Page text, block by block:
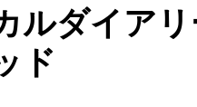
・紙製品 学校ソリューシ
沿革
ルダイア
ド